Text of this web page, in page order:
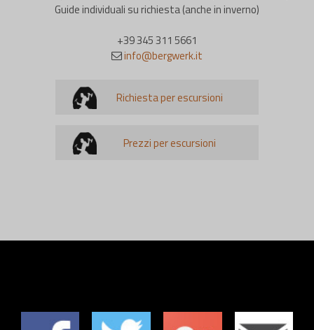
Guide individuali su richiesta (anche in inverno)
+39 345 311 5661
info@bergwerk.it
Richiesta per escursioni
Prezzi per escursioni